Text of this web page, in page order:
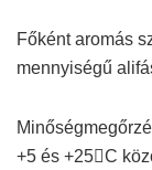
Főként aromás
mennyiségű
+5 és +25C